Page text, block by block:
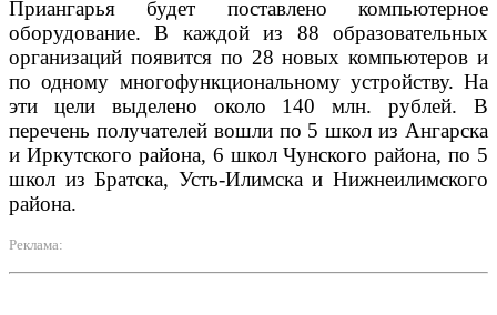
Приангарья будет поставлено компьютерное
оборудование. В каждой из 88 образовательных
организаций появится по 28 новых компьютеров и
по одному многофункциональному устройству. На
эти цели выделено около 140 млн. рублей. В
перечень получателей вошли по 5 школ из Ангарска
и Иркутского района, 6 школ Чунского района, по 5
школ из Братска, Усть-Илимска и Нижнеилимского
района.
Реклама: